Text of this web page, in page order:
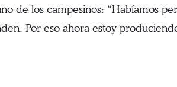
de los campesinos: “Habíamos
Por eso ahora estoy